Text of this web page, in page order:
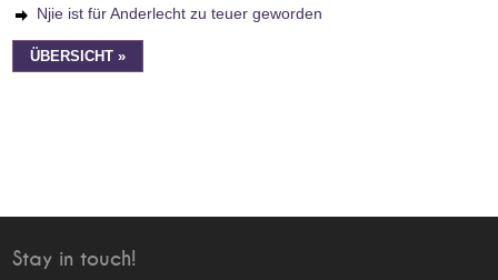
Njie ist für Anderlecht zu teuer geworden
ÜBERSICHT »
Stay in touch!